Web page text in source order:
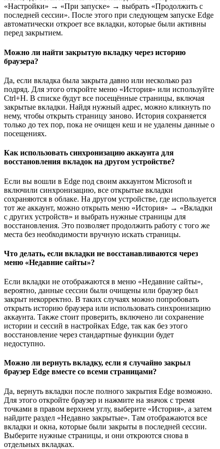
«Настройки» → «При запуске» → выбрать «Продолжить с
последней сессии». После этого при следующем запуске Edge
автоматически откроет все вкладки, которые были активны
перед закрытием.
Можно ли найти закрытую вкладку через историю
браузера?
Да, если вкладка была закрыта давно или несколько раз
подряд. Для этого откройте меню «История» или используйте
Ctrl+H. В списке будут все посещённые страницы, включая
закрытые вкладки. Найдя нужный адрес, можно кликнуть по
нему, чтобы открыть страницу заново. История сохраняется
только до тех пор, пока не очищен кеш и не удалены данные о
посещениях.
Как использовать синхронизацию аккаунта для
восстановления вкладок на другом устройстве?
Если вы вошли в Edge под своим аккаунтом Microsoft и
включили синхронизацию, все открытые вкладки
сохраняются в облаке. На другом устройстве, где используется
тот же аккаунт, можно открыть меню «История» → «Вкладки
с других устройств» и выбрать нужные страницы для
восстановления. Это позволяет продолжить работу с того же
места без необходимости вручную искать страницы.
Что делать, если вкладки не восстанавливаются через
меню «Недавние сайты»?
Если вкладки не отображаются в меню «Недавние сайты»,
вероятно, данные сессии были очищены или браузер был
закрыт некорректно. В таких случаях можно попробовать
открыть историю браузера или использовать синхронизацию
аккаунта. Также стоит проверить, включено ли сохранение
истории и сессий в настройках Edge, так как без этого
восстановление через стандартные функции будет
недоступно.
Можно ли вернуть вкладку, если я случайно закрыл
браузер Edge вместе со всеми страницами?
Да, вернуть вкладки после полного закрытия Edge возможно.
Для этого откройте браузер и нажмите на значок с тремя
точками в правом верхнем углу, выберите «История», а затем
найдите раздел «Недавно закрытые». Там отображаются все
вкладки и окна, которые были закрыты в последней сессии.
Выберите нужные страницы, и они откроются снова в
отдельных вкладках.